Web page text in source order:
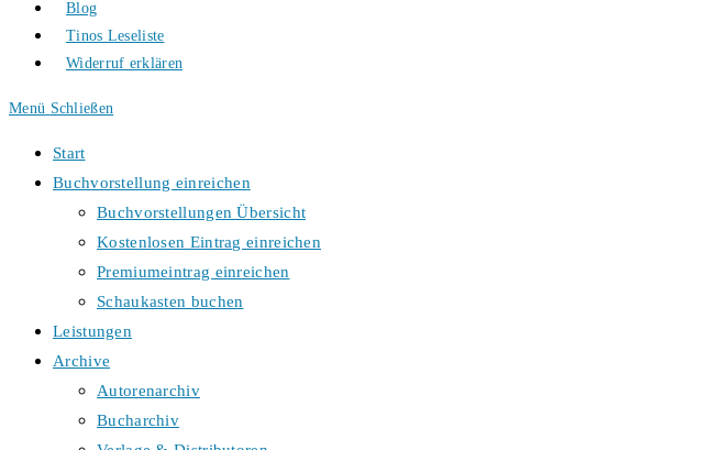
Blog
Tinos Leseliste
Widerruf erklären
Menü Schließen
Start
Buchvorstellung einreichen
Buchvorstellungen Übersicht
Kostenlosen Eintrag einreichen
Premiumeintrag einreichen
Schaukasten buchen
Leistungen
Archive
Autorenarchiv
Bucharchiv